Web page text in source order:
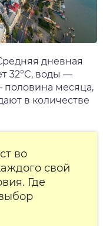
дневная
32°C, воды —
половина месяца,
в количестве
во
свой
Где